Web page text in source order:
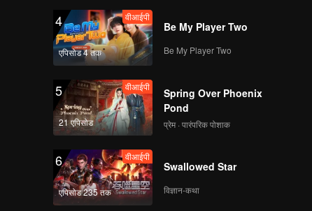
4
एपिसोड 4 तक
वीआईपी
Be My Player Two
Be My Player Two
5
21 एपिसोड
वीआईपी
Spring Over Phoenix
Pond
प्रेम · पारंपरिक पोशाक
6
एपिसोड 235 तक
वीआईपी
Swallowed Star
विज्ञान-कथा